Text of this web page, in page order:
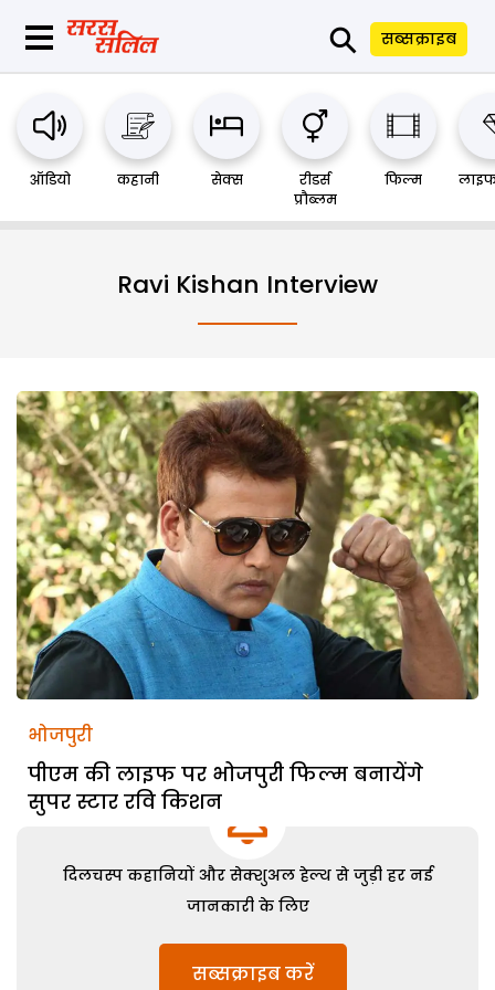
⚲ सब्सक्राइब
ऑडियो कहानी सेक्स
रीडर्स
प्रौब्लम
फिल्म
Ravi Kishan Interview
भोजपुरी
पीएम की लाइफ पर भोजपुरी फिल्म बनायेंगे
सुपर स्टार रवि किशन
दिलचस्प कहानियों और सेक्शुअल हेल्थ से जुड़ी हर नई
जानकारी के लिए
सब्सक्राइब करें